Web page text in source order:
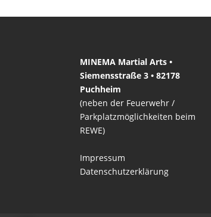
MINEMA Martial Arts •
Siemensstraße 3 • 82178
Puchheim
(neben der Feuerwehr /
Parkplatzmöglichkeiten beim
REWE)
Impressum
Datenschutzerklärung